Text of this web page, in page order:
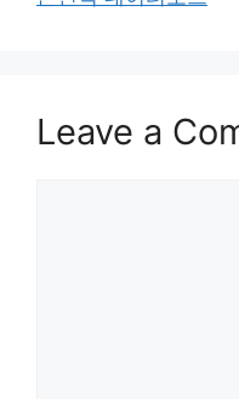
Leave a